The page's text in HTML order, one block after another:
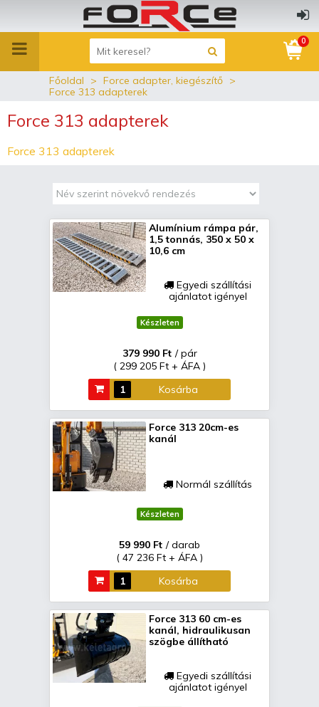
0
Főoldal
Force adapter, kiegészítő
Force 313 adapterek
Force 313 adapterek
Force 313 adapterek
Alumínium rámpa pár,
1,5 tonnás, 350 x 50 x
10,6 cm
Egyedi szállítási
ajánlatot igényel
Készleten
379 990 Ft / pár
( 299 205 Ft + ÁFA )
Kosárba
Force 313 20cm-es
kanál
Normál szállítás
Készleten
59 990 Ft / darab
( 47 236 Ft + ÁFA )
Kosárba
Force 313 60 cm-es
kanál, hidraulikusan
szögbe állítható
Egyedi szállítási
ajánlatot igényel